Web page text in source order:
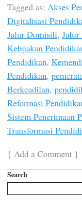
Tagged as: Akses
Digitalisasi
Jalur Domisili, Jalur
Kebijakan
Pendidikan,
Pendidikan,
Berkeadilan,
Reformasi
Sistem Penerimaan
Transformasi
{ Add a Comment }
Search